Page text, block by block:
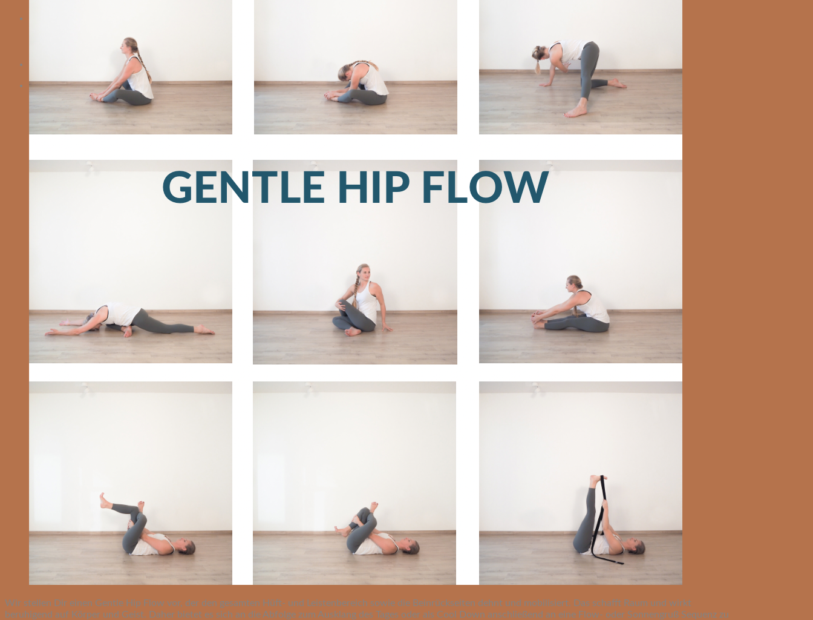
0
No products in the cart.
Wir stellen Dir einen Gentle Hip Flow vor, der den gesamten Hüft- und Leistenbereich sowie die Beinrückseiten dehnt und mobilisiert. Das schafft Raum und wirkt
beruhigend auf Körper und Geist. Daher bietet es sich an die Abfolge zum Ausklang des Tages oder als Cool Down anschließend an eine Flow- oder Sonnengruß Sequenz zu